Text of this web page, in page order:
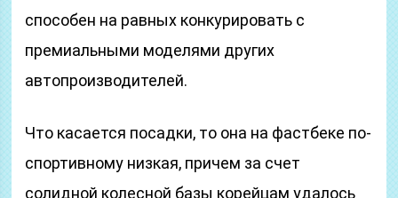
способен на равных конкурировать с
премиальными моделями других
автопроизводителей.
Что касается посадки, то она на фастбеке по-
спортивному низкая, причем за счет
солидной колесной базы корейцам удалось